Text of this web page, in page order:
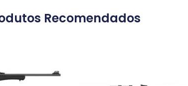
Recomendados